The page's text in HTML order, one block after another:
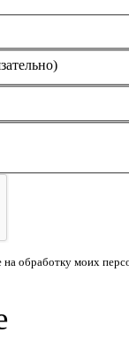
на обработку моих